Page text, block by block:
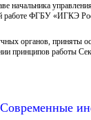
начальника
работе ФГБУ «ИГКЭ
органов, приняты
принципов работы